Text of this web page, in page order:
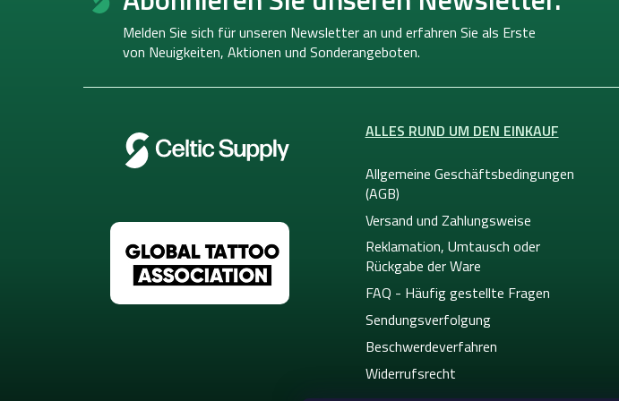
Melden Sie sich für unseren Newsletter an und erfahren Sie als Erste
von Neuigkeiten, Aktionen und Sonderangeboten.
ALLES RUND UM DEN EINKAUF
Allgemeine Geschäftsbedingungen
(AGB)
Versand und Zahlungsweise
Reklamation, Umtausch oder
Rückgabe der Ware
FAQ - Häufig gestellte Fragen
Sendungsverfolgung
Beschwerdeverfahren
Widerrufsrecht